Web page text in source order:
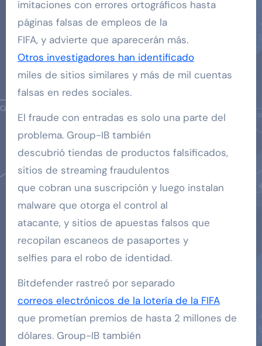
imitaciones con errores ortográficos hasta
páginas falsas de empleos de la
FIFA, y advierte que aparecerán más.
Otros investigadores han identificado
miles de sitios similares y más de mil cuentas
falsas en redes sociales.
El fraude con entradas es solo una parte del
problema. Group-IB también
descubrió tiendas de productos falsificados,
sitios de streaming fraudulentos
que cobran una suscripción y luego instalan
malware que otorga el control al
atacante, y sitios de apuestas falsos que
recopilan escaneos de pasaportes y
selfies para el robo de identidad.
Bitdefender rastreó por separado
correos electrónicos de la lotería de la FIFA
que prometían premios de hasta 2 millones de
dólares. Group-IB también